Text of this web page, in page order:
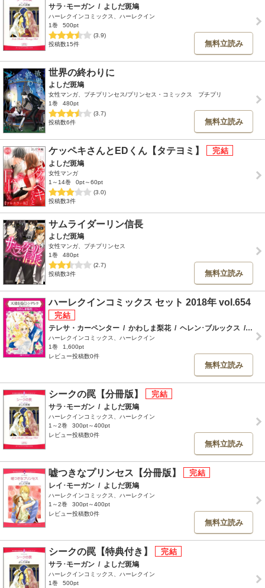
サラ･モーガン / よしだ斑鳩
ハーレクインコミックス、ハーレクイン
1巻
500pt
(3.9)
投稿数15件
無料立読み
世界の終わりに
よしだ斑鳩
女性マンガ、プチプリンセス/プリンセス・コミックス プチプリ
1巻
480pt
(3.7)
投稿数6件
無料立読み
ケッペキさんとEDくん【タテヨミ】
よしだ斑鳩
女性マンガ
1～14巻
0pt～60pt
(3.0)
投稿数3件
サムライダーリン信長
よしだ斑鳩
女性マンガ、プチプリンセス
1巻
480pt
(2.7)
投稿数3件
無料立読み
ハーレクインコミックス セット 2018年 vol.654
テレサ・カーペンター / かわしま梨花 / ヘレン･ブルックス / 星
ハーレクインコミックス、ハーレクイン
1巻
1,600pt
レビュー投稿数0件
無料立読み
シークの罠【分冊版】
サラ･モーガン / よしだ斑鳩
ハーレクインコミックス、ハーレクイン
1～2巻
300pt～400pt
レビュー投稿数0件
無料立読み
嘘つきなプリンセス【分冊版】
レイ･モーガン / よしだ斑鳩
ハーレクインコミックス、ハーレクイン
1～2巻
300pt～400pt
レビュー投稿数0件
無料立読み
シークの罠【特典付き】
サラ･モーガン / よしだ斑鳩
ハーレクインコミックス、ハーレクイン
1巻
500pt